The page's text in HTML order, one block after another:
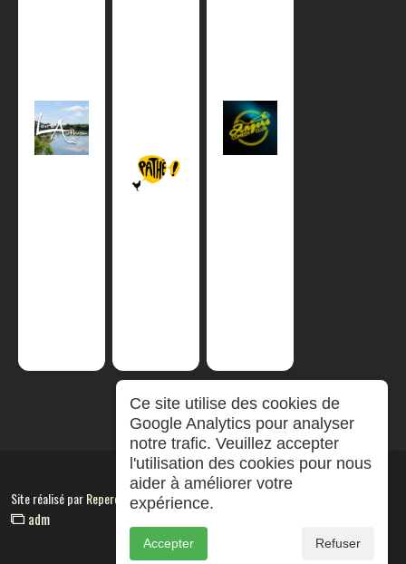
Site réalisé parRepereCom
adm
Ce site utilise des cookies de
Google Analytics pour analyser
notre trafic. Veuillez accepter
l'utilisation des cookies pour nous
aider à améliorer votre
expérience.
Accepter Refuser